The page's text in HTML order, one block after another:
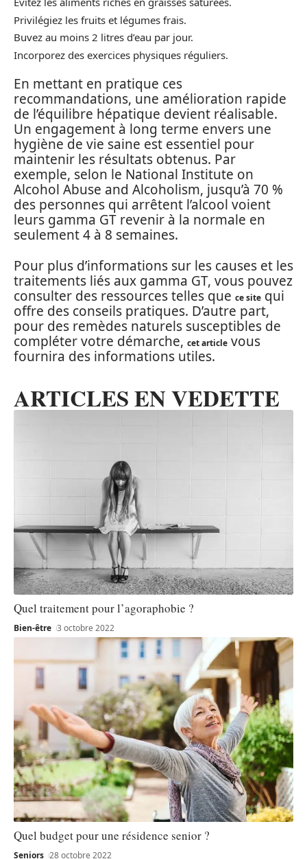
Privilégiez les fruits et légumes frais.
Buvez au moins 2 litres d’eau par jour.
Incorporez des exercices physiques réguliers.
En mettant en pratique ces
recommandations, une amélioration rapide
de l’équilibre hépatique devient réalisable.
Un engagement à long terme envers une
hygiène de vie saine est essentiel pour
maintenir les résultats obtenus. Par
exemple, selon le National Institute on
Alcohol Abuse and Alcoholism, jusqu’à 70 %
des personnes qui arrêtent l’alcool voient
leurs gamma GT revenir à la normale en
seulement 4 à 8 semaines.
Pour plus d’informations sur les causes et les
traitements liés aux gamma GT, vous pouvez
consulter des ressources telles que ce site qui
offre des conseils pratiques. D’autre part,
pour des remèdes naturels susceptibles de
compléter votre démarche, cet article vous
fournira des informations utiles.
ARTICLES EN VEDETTE
Quel traitement pour l’agoraphobie ?
Bien-être 3 octobre 2022
Quel budget pour une résidence senior ?
Seniors 28 octobre 2022